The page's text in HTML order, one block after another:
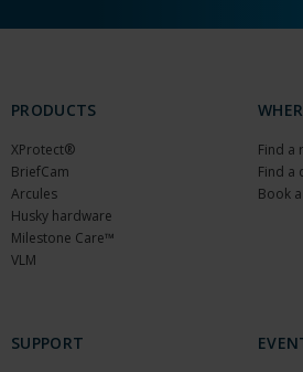
PRODUCTS
XProtect®
BriefCam
Arcules
Husky hardware
Milestone Care™
VLM
Find a
Find a
Book
SUPPORT